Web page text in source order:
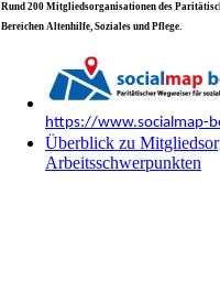
Rund 200 Mitgliedsorganisationen des
Bereichen Altenhilfe, Soziales und Pflege.
https://www.socialmap-
Überblick zu
Arbeitsschwerpunkten